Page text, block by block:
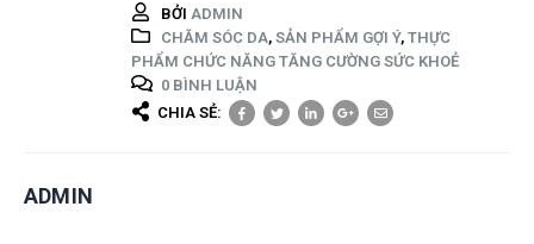
BỞI ADMIN
CHĂM SÓC DA, SẢN PHẨM GỢI Ý, THỰC
PHẨM CHỨC NĂNG TĂNG CƯỜNG SỨC KHOẺ
0 BÌNH LUẬN
CHIA SẺ:
ADMIN